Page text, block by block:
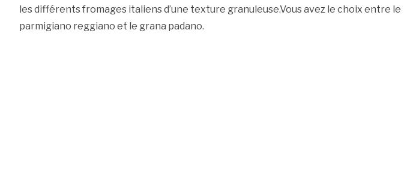
les différents fromages italiens d’une texture granuleuse.Vous avez le choix entre le
parmigiano reggiano et le grana padano.